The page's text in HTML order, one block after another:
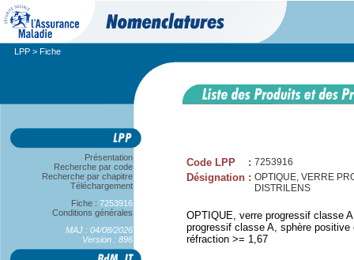
LPP > Fiche
Présentation
Recherche par code
Recherche par chapitre
Téléchargement
Fiche : 7253916
Conditions générales
MAJ : 04/08/2026
Version : 896
Code LPP : 7253916
Désignation : OPTIQUE, VERRE
DISTRILENS
OPTIQUE, verre progressif classe
progressif classe A, sphère
réfraction >= 1,67